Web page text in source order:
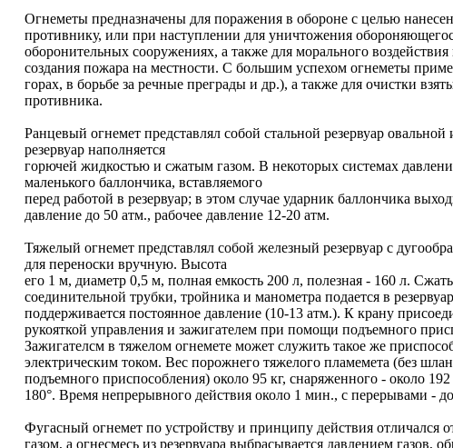
Огнеметы предназначены для поражения в обороне с целью
противнику, или при наступлении для уничтожения
оборонительных сооружениях, а также для морального
создания пожара на местности. С большим успехом огнеметы
горах, в борьбе за речные преграды и др.), а также для очистки
противника.
Ранцевый огнемет представлял собой стальной резервуар
резервуар наполняется
горючей жидкостью и сжатым газом. В некоторых системах
маленького баллончика, вставляемого
перед работой в резервуар; в этом случае ударник баллончика
давление до 50 атм., рабочее давление 12-20 атм.
Тяжелый огнемет представлял собой железный резервуар с
для переноски вручную. Высота
его 1 м, диаметр 0,5 м, полная емкость 200 л, полезная - 160 л.
соединительной трубки, тройника и манометра подается в
поддерживается постоянное давление (10-13 атм.). К крану
рукояткой управления и зажигателем при помощи подъемного
Зажигателсм в тяжелом огнемете может служить такое же
электрическим током. Вес порожнего тяжелого пламемета (без
подъемного приспособления) около 95 кг, снаряженного - около
180°. Время непрерывного действия около 1 мин., с перерывами -
Фугасный огнемет по устройству и принципу действия отличался
газом, а огнесмесь из резервуара выбрасывается давлением